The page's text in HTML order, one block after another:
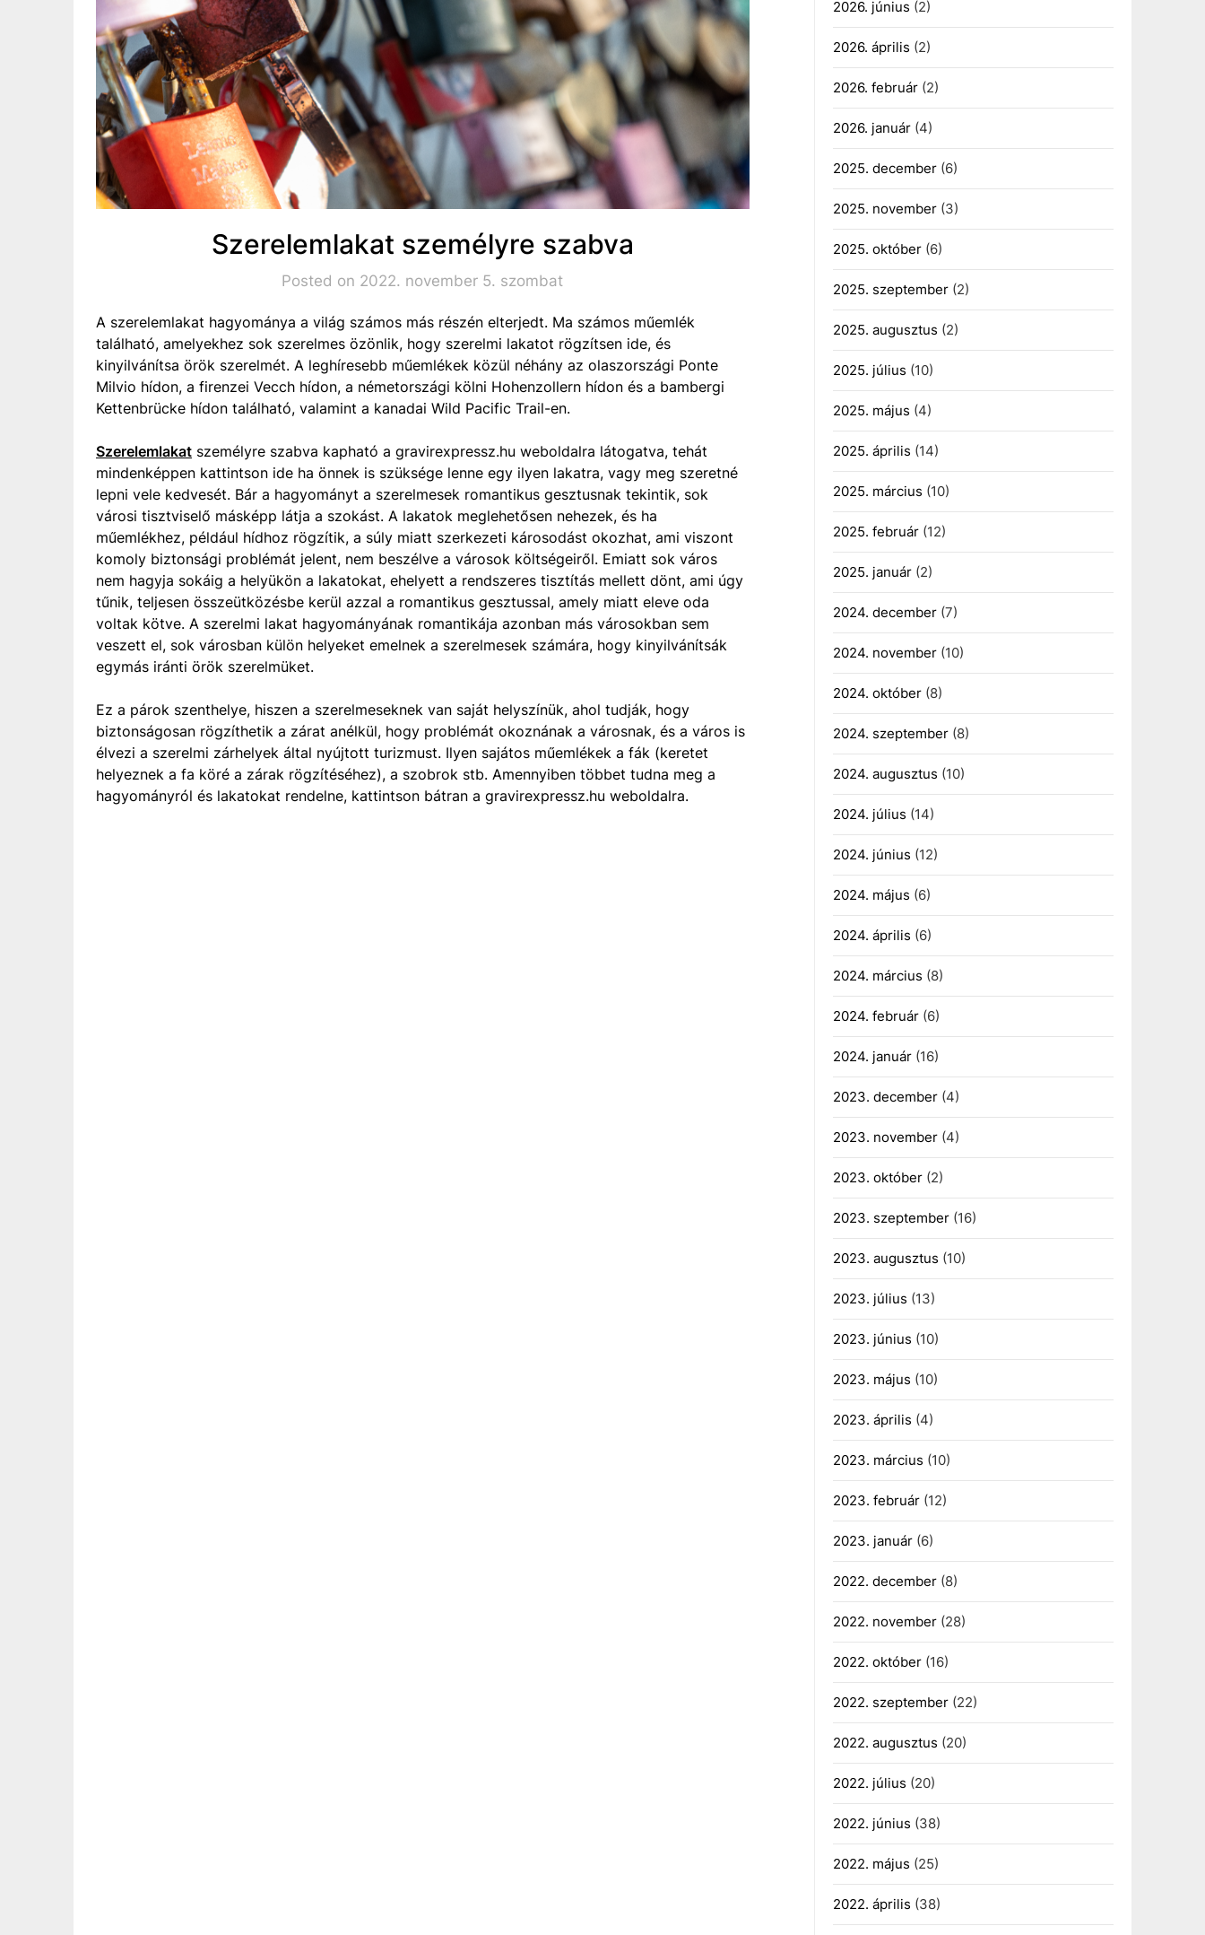
Szerelemlakat személyre szabva
Posted on 2022. november 5. szombat
A szerelemlakat hagyománya a világ számos más részén elterjedt. Ma számos műemlék
található, amelyekhez sok szerelmes özönlik, hogy szerelmi lakatot rögzítsen ide, és
kinyilvánítsa örök szerelmét. A leghíresebb műemlékek közül néhány az olaszországi Ponte
Milvio hídon, a firenzei Vecch hídon, a németországi kölni Hohenzollern hídon és a bambergi
Kettenbrücke hídon található, valamint a kanadai Wild Pacific Trail-en.
Szerelemlakat személyre szabva kapható a gravirexpressz.hu weboldalra látogatva, tehát
mindenképpen kattintson ide ha önnek is szüksége lenne egy ilyen lakatra, vagy meg szeretné
lepni vele kedvesét. Bár a hagyományt a szerelmesek romantikus gesztusnak tekintik, sok
városi tisztviselő másképp látja a szokást. A lakatok meglehetősen nehezek, és ha
műemlékhez, például hídhoz rögzítik, a súly miatt szerkezeti károsodást okozhat, ami viszont
komoly biztonsági problémát jelent, nem beszélve a városok költségeiről. Emiatt sok város
nem hagyja sokáig a helyükön a lakatokat, ehelyett a rendszeres tisztítás mellett dönt, ami úgy
tűnik, teljesen összeütközésbe kerül azzal a romantikus gesztussal, amely miatt eleve oda
voltak kötve. A szerelmi lakat hagyományának romantikája azonban más városokban sem
veszett el, sok városban külön helyeket emelnek a szerelmesek számára, hogy kinyilvánítsák
egymás iránti örök szerelmüket.
Ez a párok szenthelye, hiszen a szerelmeseknek van saját helyszínük, ahol tudják, hogy
biztonságosan rögzíthetik a zárat anélkül, hogy problémát okoznának a városnak, és a város is
élvezi a szerelmi zárhelyek által nyújtott turizmust. Ilyen sajátos műemlékek a fák (keretet
helyeznek a fa köré a zárak rögzítéséhez), a szobrok stb. Amennyiben többet tudna meg a
hagyományról és lakatokat rendelne, kattintson bátran a gravirexpressz.hu weboldalra.
2026. június (2)
2026. április (2)
2026. február(2)
2026. január(4)
2025. december(6)
2025. november(3)
2025. október(6)
2025. szeptember(2)
2025. augusztus (2)
2025. július (10)
2025. május (4)
2025. április (14)
2025. március (10)
2025. február(12)
2025. január(2)
2024. december(7)
2024. november(10)
2024. október(8)
2024. szeptember(8)
2024. augusztus (10)
2024. július (14)
2024. június (12)
2024. május (6)
2024. április (6)
2024. március (8)
2024. február(6)
2024. január(16)
2023. december(4)
2023. november(4)
2023. október(2)
2023. szeptember(16)
2023. augusztus (10)
2023. július (13)
2023. június (10)
2023. május (10)
2023. április (4)
2023. március (10)
2023. február(12)
2023. január(6)
2022. december(8)
2022. november(28)
2022. október(16)
2022. szeptember(22)
2022. augusztus (20)
2022. július (20)
2022. június (38)
2022. május (25)
2022. április (38)